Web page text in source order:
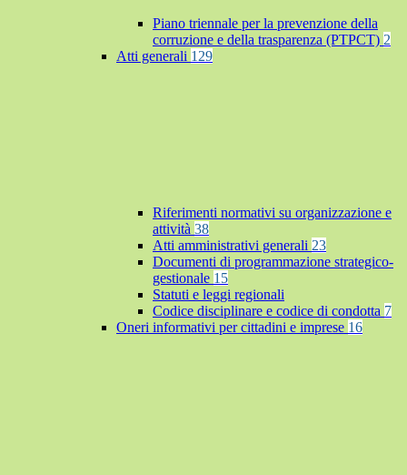
Piano triennale per la prevenzione della
corruzione e della trasparenza (PTPCT) 2
Atti generali 129
Riferimenti normativi su organizzazione e
attività 38
Atti amministrativi generali 23
Documenti di programmazione strategico-
gestionale 15
Statuti e leggi regionali
Codice disciplinare e codice di condotta 7
Oneri informativi per cittadini e imprese 16